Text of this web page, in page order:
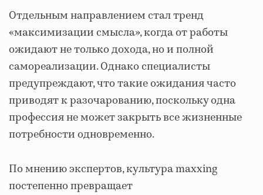
Отдельным направлением стал тренд
«максимизации смысла», когда от работы
ожидают не только дохода, но и полной
самореализации. Однако специалисты
предупреждают, что такие ожидания часто
приводят к разочарованию, поскольку одна
профессия не может закрыть все жизненные
потребности одновременно.
По мнению экспертов, культура maxxing
постепенно превращает